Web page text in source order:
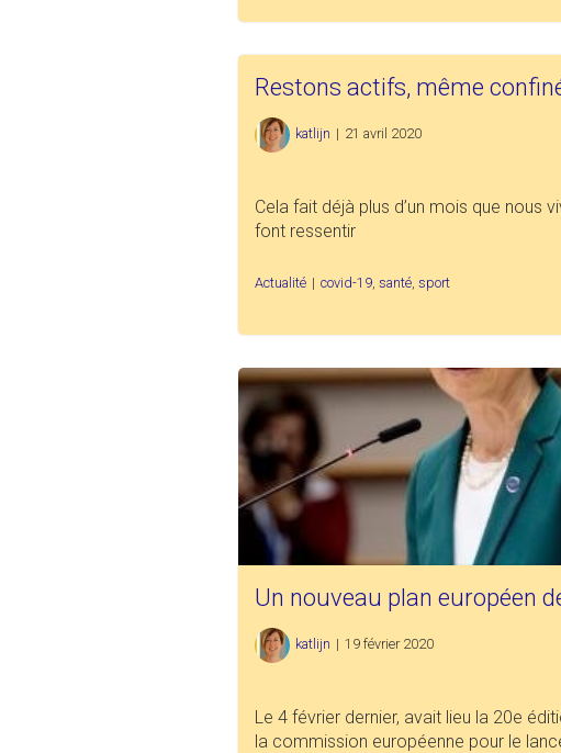
Restons actifs, même
katlijn | 21 avril 2020
Cela fait déjà plus d’un mois que nous
font ressentir
Actualité | covid-19, santé, sport
Un nouveau plan européen
katlijn | 19 février 2020
Le 4 février dernier, avait lieu la 20e
la commission européenne pour le